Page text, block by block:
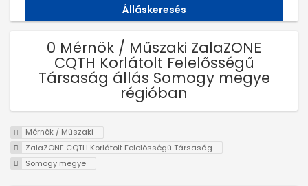
0 Mérnök / Műszaki ZalaZONE
CQTH Korlátolt Felelősségű
Társaság állás Somogy megye
régióban
Mérnök / Műszaki
ZalaZONE CQTH Korlátolt Felelősségű Társaság
Somogy megye